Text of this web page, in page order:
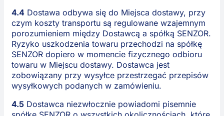
4.4Dostawa odbywa się do Miejsca dostawy, przy
czym koszty transportu są regulowane wzajemnym
porozumieniem między Dostawcą a spółką SENZOR.
Ryzyko uszkodzenia towaru przechodzi na spółkę
SENZOR dopiero w momencie fizycznego odbioru
towaru w Miejscu dostawy. Dostawca jest
zobowiązany przy wysyłce przestrzegać przepisów
wysyłkowych podanych w zamówieniu.
4.5Dostawca niezwłocznie powiadomi pisemnie